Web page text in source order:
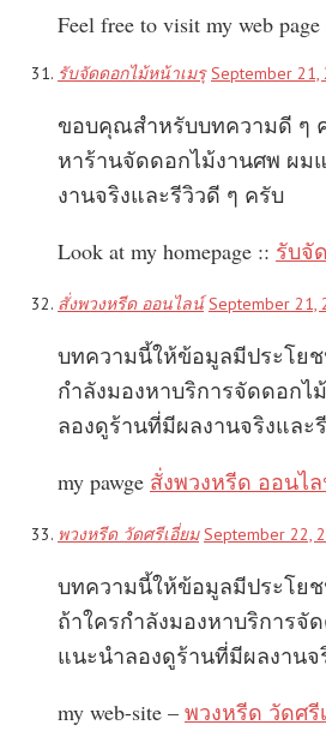
Feel free to visit my web page
รับจัดดอกไม้หน้าเมรุ September 21,
ขอบคุณสำหรับบทความดี ๆ
หาร้านจัดดอกไม้งานศพ ผม
งานจริงและรีวิวดี ๆ ครับ
Look at my homepage :: รับจั
สั่งพวงหรีด ออนไลน์ September 21,
บทความนี้ให้ข้อมูลมีประโย
กำลังมองหาบริการจัดดอกไ
ลองดูร้านที่มีผลงานจริงและ
my pawge สั่งพวงหรีด ออนไ
พวงหรีด วัดศรีเอี่ยม September 22,
บทความนี้ให้ข้อมูลมีประโย
ถ้าใครกำลังมองหาบริการจั
แนะนำลองดูร้านที่มีผลงานจ
my web-site – พวงหรีด วัดศรี